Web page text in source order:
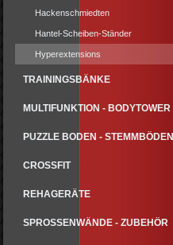
Hackenschmiedten
Hantel-Scheiben-Ständer
Hyperextensions
TRAININGSBÄNKE
MULTIFUNKTION - BODYTOWER
PUZZLE BODEN - STEMMBÖDEN
CROSSFIT
REHAGERÄTE
SPROSSENWÄNDE - ZUBEHÖR